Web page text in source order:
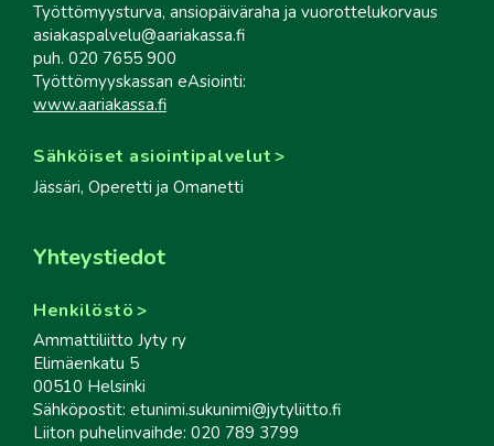
Työttömyysturva, ansiopäiväraha ja vuorottelukorvaus
asiakaspalvelu@aariakassa.fi
puh. 020 7655 900
Työttömyyskassan eAsiointi:
www.aariakassa.fi
Sähköiset asiointipalvelut
Jässäri, Operetti ja Omanetti
Yhteystiedot
Henkilöstö
Ammattiliitto Jyty ry
Elimäenkatu 5
00510 Helsinki
Sähköpostit: etunimi.sukunimi@jytyliitto.fi
Liiton puhelinvaihde: 020 789 3799